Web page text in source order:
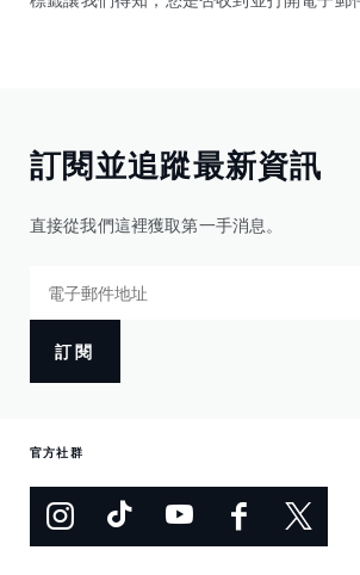
訂閱並追蹤最新資訊
直接從我們這裡獲取第一手消息。
訂閱
官方社群